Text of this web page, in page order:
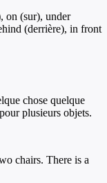
on (sur), under
(derrière), in front
chose quelque
plusieurs objets.
chairs. There is a